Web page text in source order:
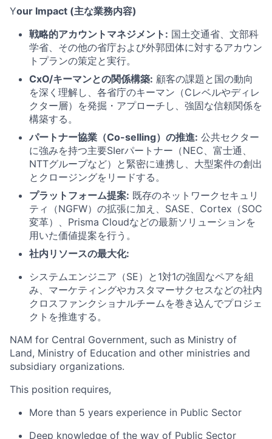
Your Impact (主な業務内容)
戦略的アカウントマネジメント: 国土交通省、文部科
学省、その他の省庁および外郭団体に対するアカウン
トプランの策定と実行。
CxO/キーマンとの関係構築: 顧客の課題と国の動向
を深く理解し、各省庁のキーマン（Cレベルやディレ
クター層）を発掘・アプローチし、強固な信頼関係を
構築する。
パートナー協業（Co-selling）の推進: 公共セクター
に強みを持つ主要SIerパートナー（NEC、富士通、
NTTグループなど）と緊密に連携し、大型案件の創出
とクロージングをリードする。
プラットフォーム提案: 既存のネットワークセキュリ
ティ（NGFW）の拡張に加え、SASE、Cortex（SOC
変革）、Prisma Cloudなどの最新ソリューションを
用いた価値提案を行う。
社内リソースの最大化:
システムエンジニア（SE）と1対1の強固なペアを組
み、マーケティングやカスタマーサクセスなどの社内
クロスファンクショナルチームを巻き込んでプロジェ
クトを推進する。
NAM for Central Government, such as Ministry of
Land, Ministry of Education and other ministries and
subsidiary organizations.
This position requires,
More than 5 years experience in Public Sector
Deep knowledge of the way of Public Sector